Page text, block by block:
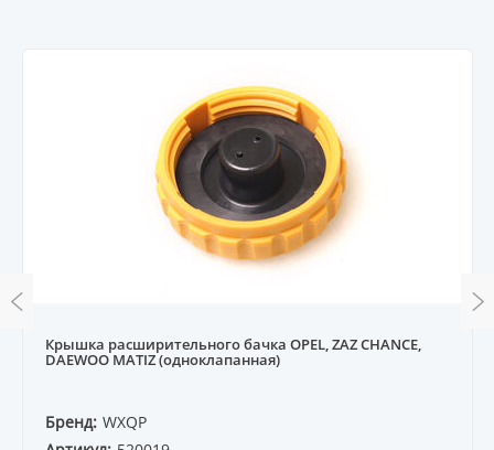
Крышка расширительного бачка OPEL, ZAZ CHANCE,
DAEWOO MATIZ (одноклапанная)
Бренд: WXQP